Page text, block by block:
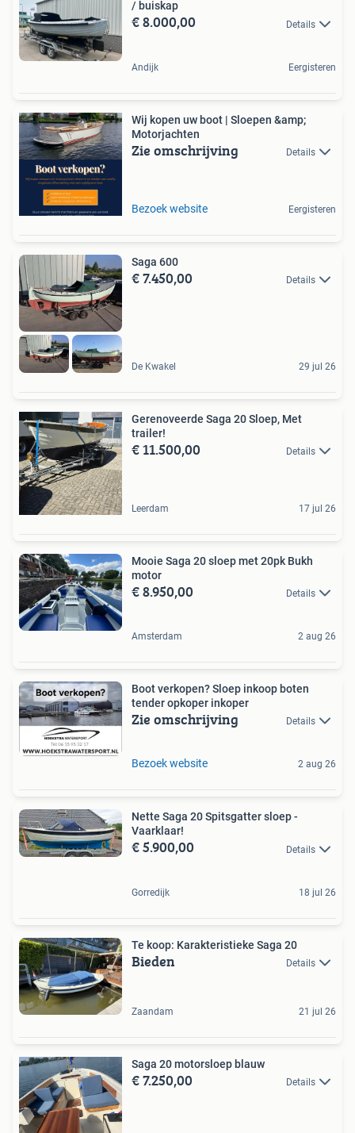
/ buiskap
€ 8.000,00 Details
Andijk Eergisteren
Wij kopen uw boot | Sloepen &amp;
Motorjachten
Zie omschrijving Details
Bezoek website Eergisteren
Saga 600
€ 7.450,00 Details
De Kwakel 29 jul 26
Gerenoveerde Saga 20 Sloep, Met
trailer!
€ 11.500,00 Details
Leerdam 17 jul 26
Mooie Saga 20 sloep met 20pk Bukh
motor
€ 8.950,00 Details
Amsterdam 2 aug 26
Boot verkopen? Sloep inkoop boten
tender opkoper inkoper
Zie omschrijving Details
Bezoek website 2 aug 26
Nette Saga 20 Spitsgatter sloep -
Vaarklaar!
€ 5.900,00 Details
Gorredijk 18 jul 26
Te koop: Karakteristieke Saga 20
Bieden Details
Zaandam 21 jul 26
Saga 20 motorsloep blauw
€ 7.250,00 Details